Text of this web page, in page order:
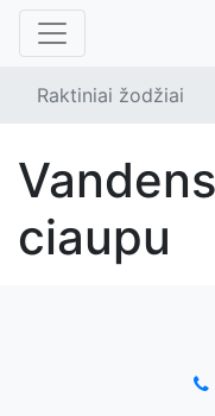
Raktiniai žodžiai
vandens sistema su
ciaupu